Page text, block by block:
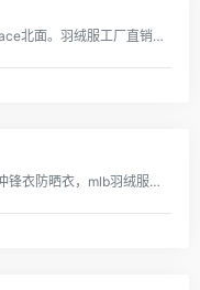
Canada Goose大鹅,TheNorthFace北面。羽绒服工厂直销,专注高端，终端供货，可来图定做加工,支持国内外一件代发,支持无理由退换货,全部现货供应，免费送货上门。
主营：大鹅羽绒服，北面羽绒服冲锋衣防晒衣，mlb羽绒服，剪刀羽绒服，阿迪 耐克 各类球鞋 运动鞋等